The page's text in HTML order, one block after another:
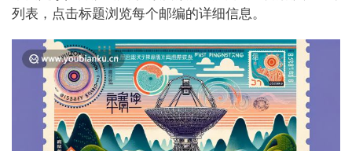
列表，点击标题浏览每个邮编的详细信息。